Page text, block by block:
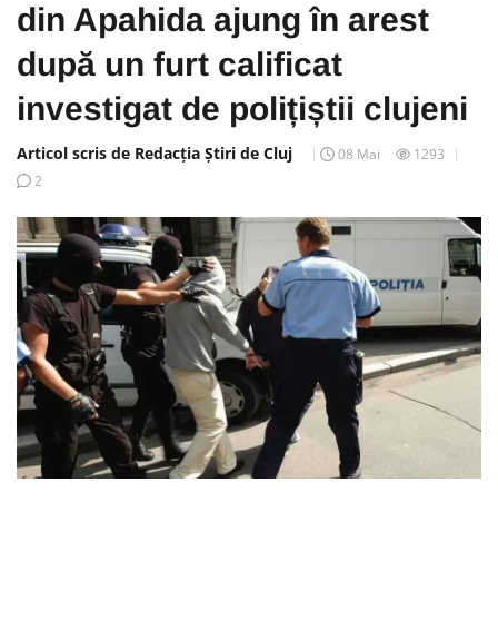
din Apahida ajung în arest
după un furt calificat
investigat de polițiștii clujeni
Articol scris de Redacția Știri de Cluj 08 Mai
1293
2